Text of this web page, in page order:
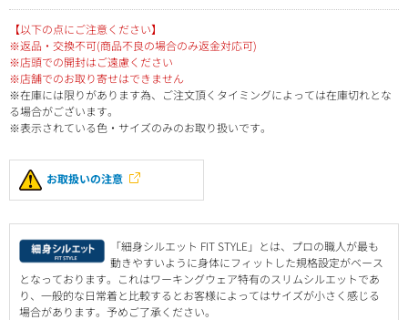
【以下の点にご注意ください】
※返品・交換不可(商品不良の場合のみ返金対応可)
※店頭での開封はご遠慮ください
※店舗でのお取り寄せはできません
※在庫には限りがあります為、ご注文頂くタイミングによっては在庫切れとな
る場合がございます。
※表示されている色・サイズのみのお取り扱いです。
お取扱いの注意
「細身シルエット FIT STYLE」とは、プロの職人が最も
動きやすいように身体にフィットした規格設定がベース
となっております。これはワーキングウェア特有のスリムシルエットであ
り、一般的な日常着と比較するとお客様によってはサイズが小さく感じる
場合があります。予めご了承ください。